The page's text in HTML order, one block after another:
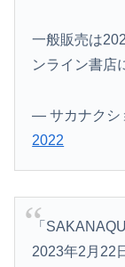
一般販売は
ンライン書店
— サカナクシ
2022
「
2023年2月22